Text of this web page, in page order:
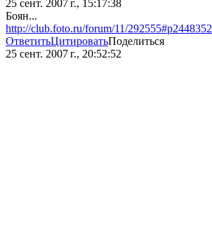
25 сент. 2007 г., 15:17:38
Боян...
http://club.foto.ru/forum/11/292555#p2448352
ОтветитьЦитироватьПоделиться
25 сент. 2007 г., 20:52:52